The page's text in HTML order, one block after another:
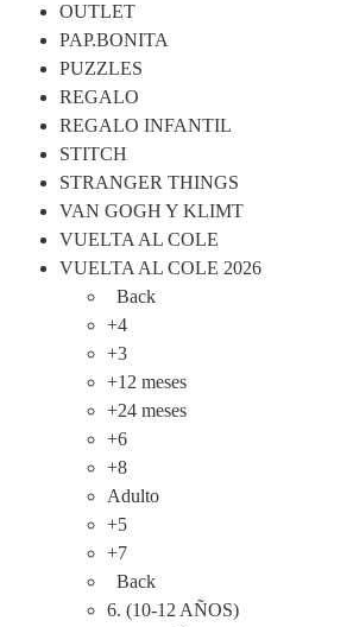
OUTLET
PAP.BONITA
PUZZLES
REGALO
REGALO INFANTIL
STITCH
STRANGER THINGS
VAN GOGH Y KLIMT
VUELTA AL COLE
VUELTA AL COLE 2026
Back
+4
+3
+12 meses
+24 meses
+6
+8
Adulto
+5
+7
Back
6. (10-12 AÑOS)